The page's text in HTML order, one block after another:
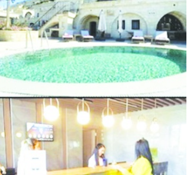
En ucuz sigara 120 TL, en
pa...